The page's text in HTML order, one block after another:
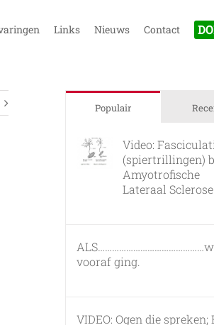
Links Nieuws Contact
Populair
Video:
(spiertrillingen)
Amyotrofische
Lateraal
vooraf ging.
VIDEO: Ogen die spreken;